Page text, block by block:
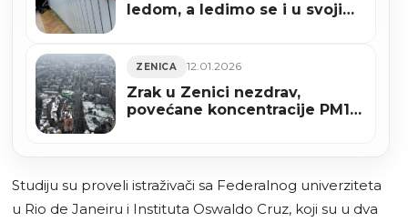
ledom, a ledimo se i u svojim
ZENICA 12.01.2026
Zrak u Zenici nezdrav,
povećane koncentracije PM10
Studiju su proveli istraživači sa Federalnog univerziteta
u Rio de Janeiru i Instituta Oswaldo Cruz, koji su u dva